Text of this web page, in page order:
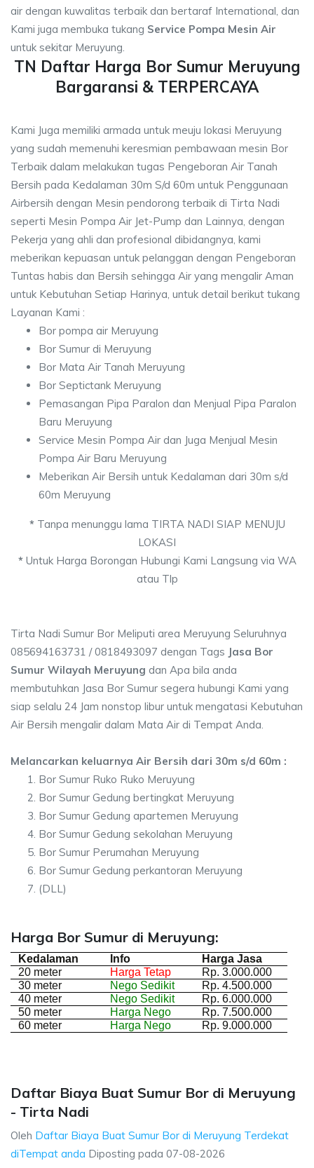
air dengan kuwalitas terbaik dan bertaraf International, dan
Kami juga membuka tukang Service Pompa Mesin Air
untuk sekitar Meruyung.
TN Daftar Harga Bor Sumur Meruyung
Bargaransi & TERPERCAYA
Kami Juga memiliki armada untuk meuju lokasi Meruyung
yang sudah memenuhi keresmian pembawaan mesin Bor
Terbaik dalam melakukan tugas Pengeboran Air Tanah
Bersih pada Kedalaman 30m S/d 60m untuk Penggunaan
Airbersih dengan Mesin pendorong terbaik di Tirta Nadi
seperti Mesin Pompa Air Jet-Pump dan Lainnya, dengan
Pekerja yang ahli dan profesional dibidangnya, kami
meberikan kepuasan untuk pelanggan dengan Pengeboran
Tuntas habis dan Bersih sehingga Air yang mengalir Aman
untuk Kebutuhan Setiap Harinya, untuk detail berikut tukang
Layanan Kami :
Bor pompa air Meruyung
Bor Sumur di Meruyung
Bor Mata Air Tanah Meruyung
Bor Septictank Meruyung
Pemasangan Pipa Paralon dan Menjual Pipa Paralon
Baru Meruyung
Service Mesin Pompa Air dan Juga Menjual Mesin
Pompa Air Baru Meruyung
Meberikan Air Bersih untuk Kedalaman dari 30m s/d
60m Meruyung
*Tanpa menunggu lama TIRTA NADI SIAP MENUJU
LOKASI
*Untuk Harga Borongan Hubungi Kami Langsung via WA
atau Tlp
Tirta Nadi Sumur Bor Meliputi area Meruyung Seluruhnya
085694163731 / 0818493097 dengan Tags Jasa Bor
Sumur Wilayah Meruyung dan Apa bila anda
membutuhkan Jasa Bor Sumur segera hubungi Kami yang
siap selalu 24 Jam nonstop libur untuk mengatasi Kebutuhan
Air Bersih mengalir dalam Mata Air di Tempat Anda.
Melancarkan keluarnya Air Bersih dari 30m s/d 60m :
Bor Sumur Ruko Ruko Meruyung
Bor Sumur Gedung bertingkat Meruyung
Bor Sumur Gedung apartemen Meruyung
Bor Sumur Gedung sekolahan Meruyung
Bor Sumur Perumahan Meruyung
Bor Sumur Gedung perkantoran Meruyung
(DLL)
Harga Bor Sumur di Meruyung:
Kedalaman Info
Harga Jasa
20 meter
Harga Tetap
Rp. 3.000.000
30 meter
Nego Sedikit
Rp. 4.500.000
40 meter
Nego Sedikit
Rp. 6.000.000
50 meter
Harga Nego
Rp. 7.500.000
60 meter
Harga Nego Rp. 9.000.000
Daftar Biaya Buat Sumur Bor di Meruyung
- Tirta Nadi
Oleh Daftar Biaya Buat Sumur Bor di Meruyung Terdekat
diTempat anda Diposting pada 07-08-2026